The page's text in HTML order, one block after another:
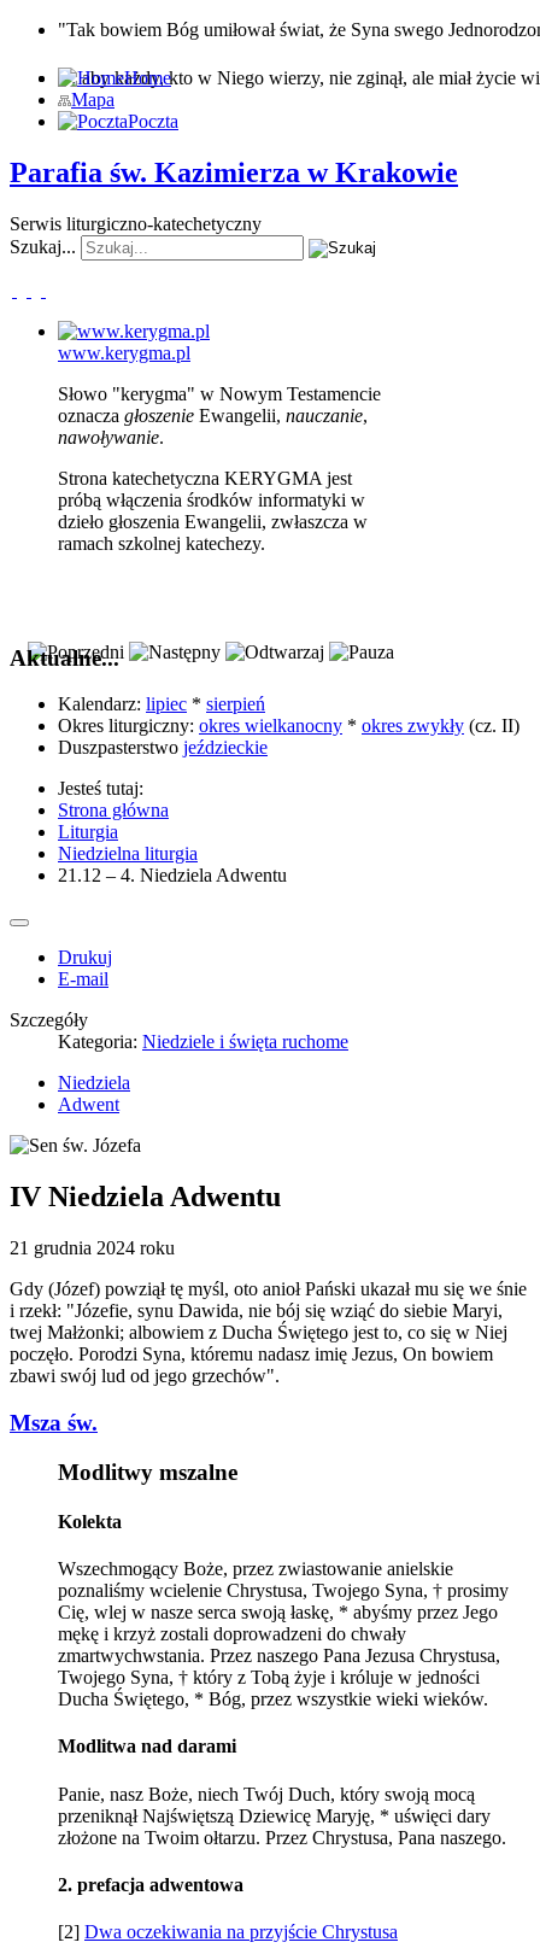
"Tak bowiem Bóg umiłował świat, że Syna swego
… aby każdy, kto w Niego wierzy, nie zginął, ale miał życie
Home
Mapa
Poczta
Parafia św. Kazimierza w Krakowie
Serwis liturgiczno-katechetyczny
Szukaj...
www.kerygma.pl
Słowo "kerygma" w Nowym Testamencie
oznacza głoszenie Ewangelii, nauczanie,
nawoływanie.
Strona katechetyczna KERYGMA jest
próbą włączenia środków informatyki w
dzieło głoszenia Ewangelii, zwłaszcza w
ramach szkolnej katechezy.
Aktualne...
Kalendarz: lipiec * sierpień
Okres liturgiczny: okres wielkanocny * okres zwykły (cz. II)
Duszpasterstwo jeździeckie
Jesteś tutaj:
Strona główna
Liturgia
Niedzielna liturgia
21.12 – 4. Niedziela Adwentu
Drukuj
E-mail
Szczegóły
Kategoria: Niedziele i święta ruchome
Niedziela
Adwent
IV Niedziela Adwentu
21 grudnia 2024 roku
Gdy (Józef) powziął tę myśl, oto anioł Pański ukazał mu się we śnie
i rzekł: "Józefie, synu Dawida, nie bój się wziąć do siebie Maryi,
twej Małżonki; albowiem z Ducha Świętego jest to, co się w Niej
poczęło. Porodzi Syna, któremu nadasz imię Jezus, On bowiem
zbawi swój lud od jego grzechów".
Msza św.
Modlitwy mszalne
Kolekta
Wszechmogący Boże, przez zwiastowanie anielskie
poznaliśmy wcielenie Chrystusa, Twojego Syna, † prosimy
Cię, wlej w nasze serca swoją łaskę, * abyśmy przez Jego
mękę i krzyż zostali doprowadzeni do chwały
zmartwychwstania. Przez naszego Pana Jezusa Chrystusa,
Twojego Syna, † który z Tobą żyje i króluje w jedności
Ducha Świętego, * Bóg, przez wszystkie wieki wieków.
Modlitwa nad darami
Panie, nasz Boże, niech Twój Duch, który swoją mocą
przeniknął Najświętszą Dziewicę Maryję, * uświęci dary
złożone na Twoim ołtarzu. Przez Chrystusa, Pana naszego.
2. prefacja adwentowa
[2] Dwa oczekiwania na przyjście Chrystusa